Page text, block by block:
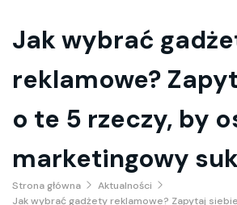
Jak wybrać
reklamowe?
o te 5 rzeczy, by
marketingowy
Strona główna
Aktualności
Jak wybrać gadżety reklamowe? Zapytaj